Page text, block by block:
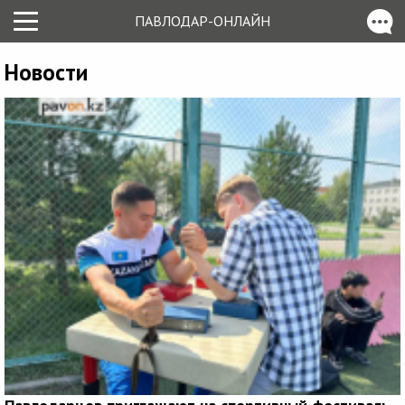
ПАВЛОДАР-ОНЛАЙН
Новости